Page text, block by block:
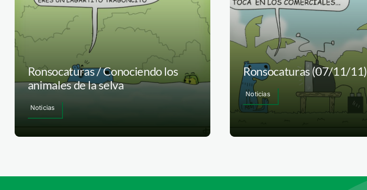
Ronsocaturas / Conociendo los
animales de la selva
Noticias
Ronsocaturas (07/11/11)
Noticias